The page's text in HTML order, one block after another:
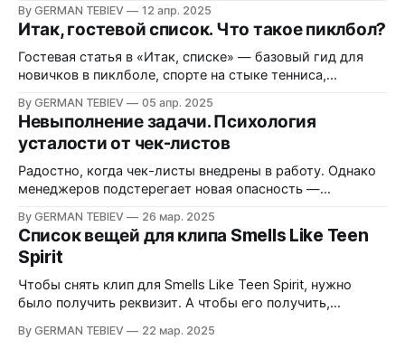
By GERMAN TEBIEV 12 апр. 2025
Итак, гостевой список. Что такое пиклбол?
Гостевая статья в «Итак, списке» — базовый гид для
новичков в пиклболе, спорте на стыке тенниса,
By GERMAN TEBIEV 05 апр. 2025
Невыполнение задачи. Психология
усталости от чек-листов
Радостно, когда чек-листы внедрены в работу. Однако
менеджеров подстерегает новая опасность —
справиться?
By GERMAN TEBIEV 26 мар. 2025
Список вещей для клипа Smells Like Teen
Spirit
Чтобы снять клип для Smells Like Teen Spirit, нужно
было получить реквизит. А чтобы его получить,
него.
By GERMAN TEBIEV 22 мар. 2025